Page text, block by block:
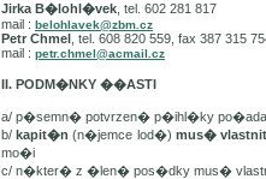
Jirka B�lohl�vek , tel. 602 281 817
mail : belohlavek@zbm.cz
Petr Chmel , tel. 608 820 559, fax 387 315
mail : petr.chmel@acmail.cz
II. PODM�NKY ��ASTI
a/ p�semn� potvrzen� p�ihl�ky
b/kapit�n(n�jemce lod�) mus�
mo�i
c/ n�kter� z �len� pos�dky mus�